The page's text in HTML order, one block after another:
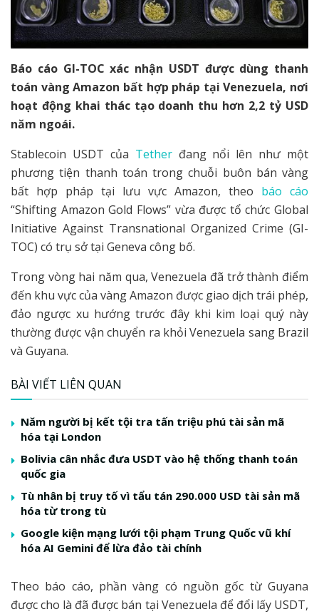
Báo cáo GI-TOC xác nhận USDT được dùng thanh
toán vàng Amazon bất hợp pháp tại Venezuela, nơi
hoạt động khai thác tạo doanh thu hơn 2,2 tỷ USD
năm ngoái.
Stablecoin USDT của Tetherđang nổi lên như một
phương tiện thanh toán trong chuỗi buôn bán vàng
bất hợp pháp tại lưu vực Amazon, theo báo cáo
“Shifting Amazon Gold Flows” vừa được tổ chức Global
Initiative Against Transnational Organized Crime (GI-
TOC) có trụ sở tại Geneva công bố.
Trong vòng hai năm qua, Venezuela đã trở thành điểm
đến khu vực của vàng Amazon được giao dịch trái phép,
đảo ngược xu hướng trước đây khi kim loại quý này
thường được vận chuyển ra khỏi Venezuela sang Brazil
và Guyana.
BÀI VIẾT LIÊN QUAN
Năm người bị kết tội tra tấn triệu phú tài sản mã
hóa tại London
Bolivia cân nhắc đưa USDT vào hệ thống thanh toán
quốc gia
Tù nhân bị truy tố vì tẩu tán 290.000 USD tài sản mã
hóa từ trong tù
Google kiện mạng lưới tội phạm Trung Quốc vũ khí
hóa AI Gemini để lừa đảo tài chính
Theo báo cáo, phần vàng có nguồn gốc từ Guyana
được cho là đã được bán tại Venezuela để đổi lấy USDT,